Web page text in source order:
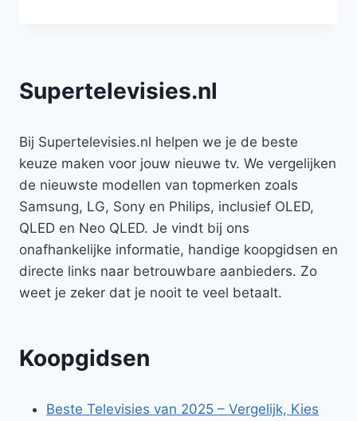
Supertelevisies.nl
Bij Supertelevisies.nl helpen we je de beste
keuze maken voor jouw nieuwe tv. We vergelijken
de nieuwste modellen van topmerken zoals
Samsung, LG, Sony en Philips, inclusief OLED,
QLED en Neo QLED. Je vindt bij ons
onafhankelijke informatie, handige koopgidsen en
directe links naar betrouwbare aanbieders. Zo
weet je zeker dat je nooit te veel betaalt.
Koopgidsen
Beste Televisies van 2025 – Vergelijk, Kies